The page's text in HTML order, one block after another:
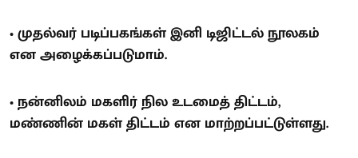
• முதல்வர் படிப்பகங்கள் இனி டிஜிட்டல் நூலகம்
என அழைக்கப்படுமாம்.
• நன்னிலம் மகளிர் நில உடமைத் திட்டம்,
மண்ணின் மகள் திட்டம் என மாற்றப்பட்டுள்ளது.